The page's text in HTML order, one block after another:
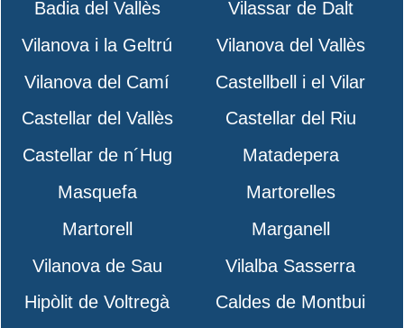
Badia del Vallès
Vilassar de Dalt
Vilanova i la Geltrú
Vilanova del Vallès
Vilanova del Camí
Castellbell i el Vilar
Castellar del Vallès
Castellar del Riu
Castellar de n´Hug
Matadepera
Masquefa
Martorelles
Martorell
Marganell
Vilanova de Sau
Vilalba Sasserra
Hipòlit de Voltregà
Caldes de Montbui